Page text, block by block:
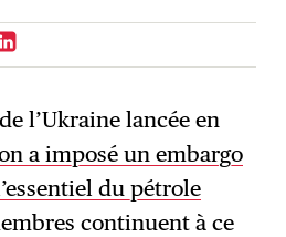
l’Ukraine lancée en
a imposé un embargo
du pétrole
continuent à ce